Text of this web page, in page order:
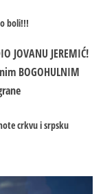
boli!!!
JOVANU JEREMIĆ!
BOGOHULNIM
crkvu i srpsku